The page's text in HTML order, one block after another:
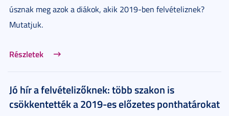
úsznak meg azok a diákok, akik 2019-ben felvételiznek?
Mutatjuk.
Részletek
Jó hír a felvételizőknek: több szakon is
csökkentették a 2019-es előzetes ponthatárokat